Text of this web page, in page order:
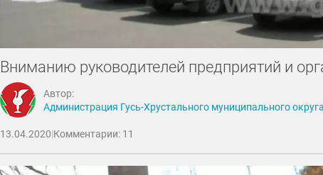
Вниманию руководителей предприятий и
Автор:
Администрация Гусь-Хрустального муниципального округа
13.04.2020|Комментарии: 11